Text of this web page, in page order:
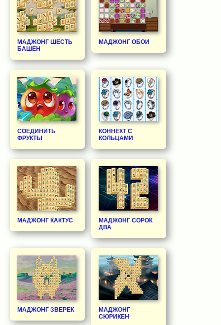
МАДЖОНГ ШЕСТЬ
БАШЕН
МАДЖОНГ ОБОИ
СОЕДИНИТЬ
ФРУКТЫ
КОННЕКТ С
КОЛЬЦАМИ
МАДЖОНГ КАКТУС
МАДЖОНГ СОРОК
ДВА
МАДЖОНГ ЗВЕРЕК
МАДЖОНГ
СЮРИКЕН